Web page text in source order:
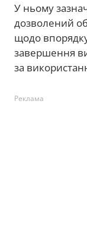
У ньому
дозволений
щодо
завершення
за
Реклама